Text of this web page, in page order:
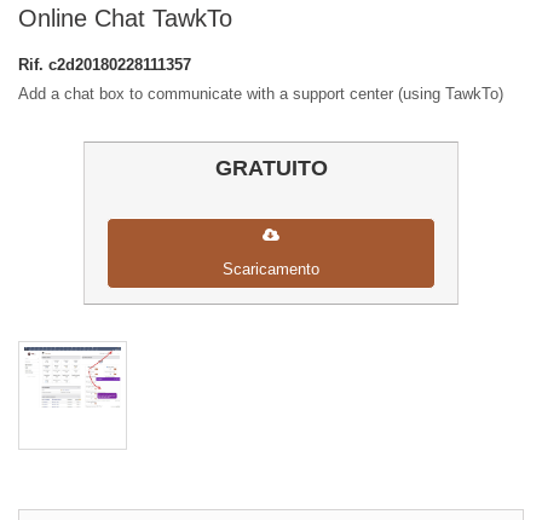
Online Chat TawkTo
Rif. c2d20180228111357
Add a chat box to communicate with a support center (using TawkTo)
GRATUITO
Scaricamento